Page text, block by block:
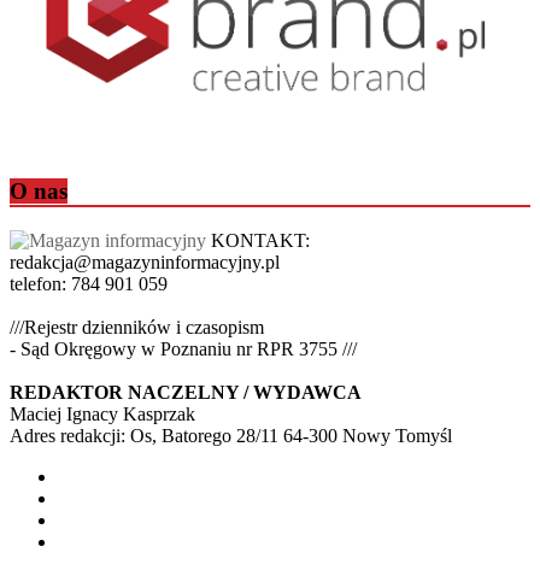
O nas
KONTAKT:
redakcja@magazyninformacyjny.pl
telefon: 784 901 059
///Rejestr dzienników i czasopism
- Sąd Okręgowy w Poznaniu nr RPR 3755 ///
REDAKTOR NACZELNY / WYDAWCA
Maciej Ignacy Kasprzak
Adres redakcji: Os, Batorego 28/11 64-300 Nowy Tomyśl